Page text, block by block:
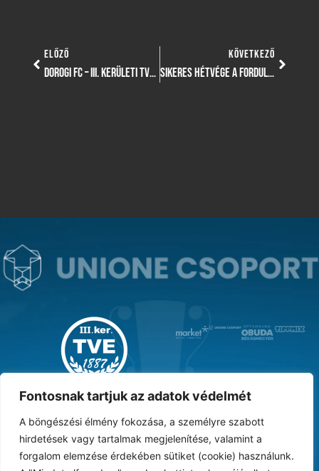
Fontosnak tartjuk az adatok védelmét
A böngészési élmény fokozása, a személyre szabott
hirdetések vagy tartalmak megjelenítése, valamint a
forgalom elemzése érdekében sütiket (cookie) használunk.
ELŐZŐ
DOROGI FC – III. KERÜLETI TVE – ÉLŐ, SZÖVEGES KÖZVETÍTÉS
KÖVETKEZŐ
SIKERES HÉTVÉGE A FORDULÓ GÓLJÁVAL – UTÁNPÓTLÁS BESZÁMOLÓK, VIDEÓVAL!
MAGYAR KUPA GYŐZTES ‘31